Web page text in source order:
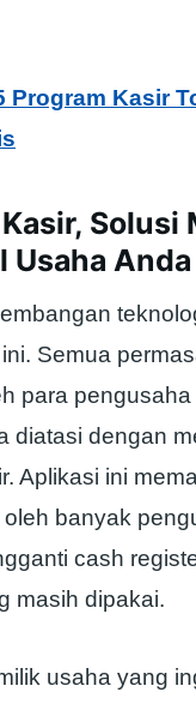
Program Kasir
Solusi
Usaha Anda
Semua
para
diatasi dengan
Aplikasi ini
banyak
cash
masih dipakai.
usaha yang